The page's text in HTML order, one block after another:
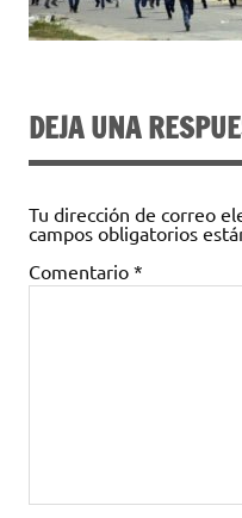
DEJA UNA
Tu dirección de correo
campos obligatorios
Comentario *